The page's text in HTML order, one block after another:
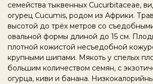
семейства тыквенных Cucurbitaceae,
огурец Cucumis, родом из Африки.
высотой до трёх метров со
овальной формы длиной до 15 см.
плотной кожистой несъедобной
крупными шипами. Мякоть у спелых
большим количеством семян, с
огурца, киви и банана.